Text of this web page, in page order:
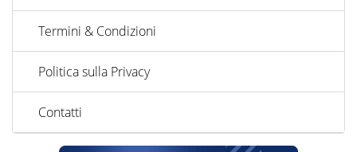
Termini & Condizioni
Politica sulla Privacy
Contatti